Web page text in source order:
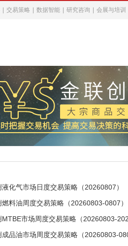
交易策略 数据智能 研究咨询 会展与培训
化气市场日度交易策略（20260807）
燃料油周度交易策略（20260803-0807）
MTBE市场周度交易策略（20260803-
成品油市场周度交易策略（20260803-